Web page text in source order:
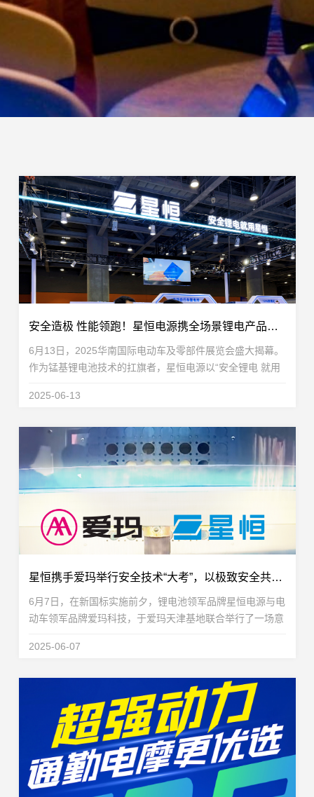
安全造极 性能领跑！星恒电源携全场景锂电产品问鼎华南展
6月13日，2025华南国际电动车及零部件展览会盛大揭幕。
作为锰基锂电池技术的扛旗者，星恒电源以“安全锂电 就用
星恒锂电池产品矩阵已突破安全新高度，此次参展...
2025-06-13
星恒携手爱玛举行安全技术“大考”，以极致安全共筑新国标锂电基石
6月7日，在新国标实施前夕，锂电池领军品牌星恒电源与电
动车领军品牌爱玛科技，于爱玛天津基地联合举行了一场意
的新国标车及锂电池安全体系，在严苛的测试中展...
2025-06-07